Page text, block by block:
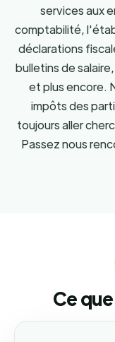
services aux
comptabilité,
déclarations
bulletins de
et plus encore.
impôts des
toujours aller
Passez nous
Ce